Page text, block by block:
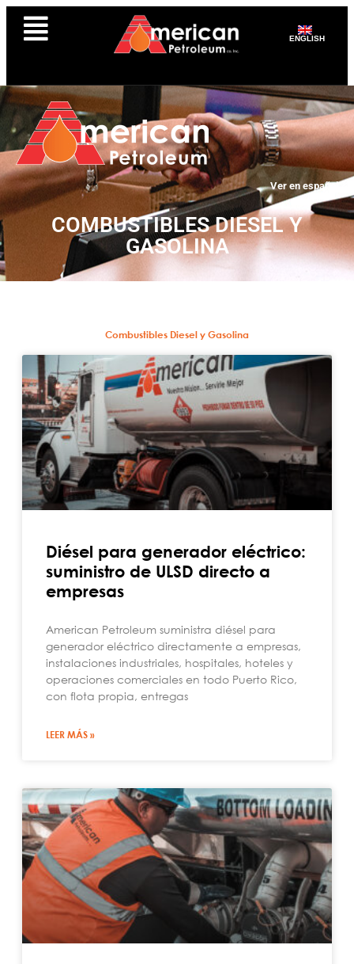
ENGLISH
Ver en español
COMBUSTIBLES DIESEL Y
GASOLINA
Combustibles Diesel y Gasolina
Diésel para generador eléctrico:
suministro de ULSD directo a
empresas
American Petroleum suministra diésel para
generador eléctrico directamente a empresas,
instalaciones industriales, hospitales, hoteles y
operaciones comerciales en todo Puerto Rico,
con flota propia, entregas
LEER MÁS »